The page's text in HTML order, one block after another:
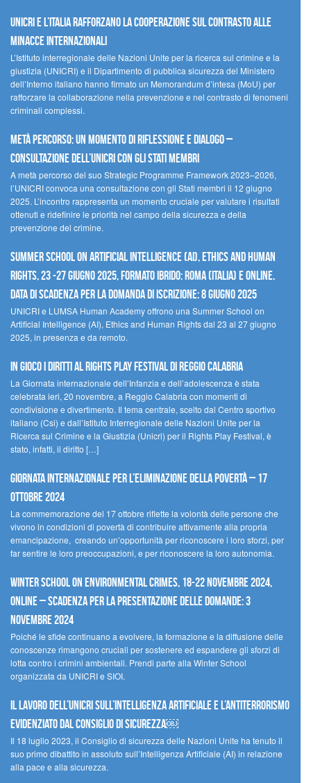
UNICRI e l’Italia rafforzano la cooperazione sul contrasto alle
minacce internazionali
L’Istituto interregionale delle Nazioni Unite per la ricerca sul crimine e la
giustizia (UNICRI) e il Dipartimento di pubblica sicurezza del Ministero
dell’Interno italiano hanno firmato un Memorandum d’intesa (MoU) per
rafforzare la collaborazione nella prevenzione e nel contrasto di fenomeni
criminali complessi.
Metà percorso: un momento di riflessione e dialogo –
Consultazione dell’UNICRI con gli Stati membri
A metà percorso del suo Strategic Programme Framework 2023–2026,
l’UNICRI convoca una consultazione con gli Stati membri il 12 giugno
2025. L’incontro rappresenta un momento cruciale per valutare i risultati
ottenuti e ridefinire le priorità nel campo della sicurezza e della
prevenzione del crimine.
Summer School on Artificial Intelligence (AI), Ethics and Human
Rights, 23 -27 giugno 2025, Formato Ibrido: Roma (Italia) e online.
Data di scadenza per la domanda di iscrizione: 8 giugno 2025
UNICRI e LUMSA Human Academy offrono una Summer School on
Artificial Intelligence (AI), Ethics and Human Rights dal 23 al 27 giugno
2025, in presenza e da remoto.
In gioco i diritti al Rights Play Festival di Reggio Calabria
La Giornata internazionale dell’Infanzia e dell’adolescenza è stata
celebrata ieri, 20 novembre, a Reggio Calabria con momenti di
condivisione e divertimento. Il tema centrale, scelto dal Centro sportivo
italiano (Csi) e dall’Istituto Interregionale delle Nazioni Unite per la
Ricerca sul Crimine e la Giustizia (Unicri) per il Rights Play Festival, è
stato, infatti, il diritto […]
Giornata internazionale per l’eliminazione della povertà – 17
ottobre 2024
La commemorazione del 17 ottobre riflette la volontà delle persone che
vivono in condizioni di povertà di contribuire attivamente alla propria
emancipazione, creando un’opportunità per riconoscere i loro sforzi, per
far sentire le loro preoccupazioni, e per riconoscere la loro autonomia.
Winter School on Environmental Crimes, 18-22 novembre 2024,
Online – Scadenza per la presentazione delle domande: 3
novembre 2024
Poiché le sfide continuano a evolvere, la formazione e la diffusione delle
conoscenze rimangono cruciali per sostenere ed espandere gli sforzi di
lotta contro i crimini ambientali. Prendi parte alla Winter School
organizzata da UNICRI e SIOI.
Il lavoro dell’UNICRI sull’intelligenza artificiale e l’antiterrorismo
evidenziato dal Consiglio di Sicurezza￼
Il 18 luglio 2023, il Consiglio di sicurezza delle Nazioni Unite ha tenuto il
suo primo dibattito in assoluto sull’Intelligenza Artificiale (AI) in relazione
alla pace e alla sicurezza.